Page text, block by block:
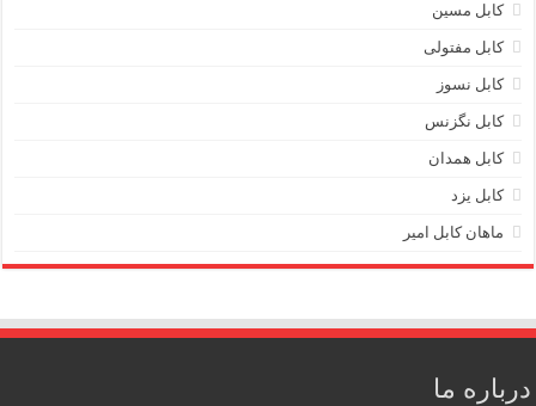
کابل مسین
کابل مفتولی
کابل نسوز
کابل نگزنس
کابل همدان
کابل یزد
ماهان کابل امیر
درباره ما